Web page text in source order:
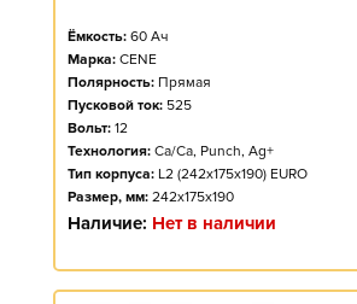
Ёмкость: 60 Ач
Марка: CENE
Полярность: Прямая
Пусковой ток: 525
Вольт: 12
Технология: Ca/Ca, Punch, Ag+
Тип корпуса: L2 (242x175x190) EURO
Размер, мм: 242x175x190
Наличие: Нет в наличии